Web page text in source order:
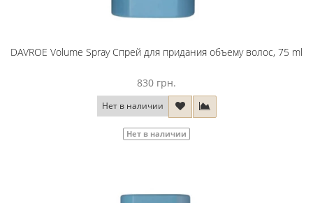
DAVROE Volume Spray Спрей для придания объему волос, 75 ml
830 грн.
Нет в наличии
Нет в наличии